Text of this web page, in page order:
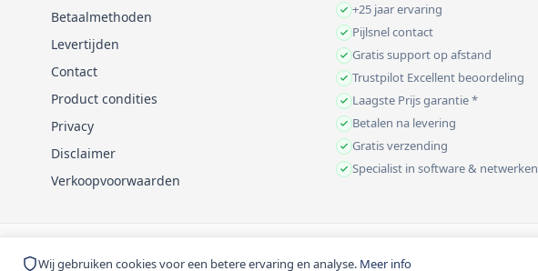
Wij gebruiken cookies voor een betere ervaring en analyse. Meer info
Betaalmethoden
Levertijden
Contact
Product condities
Privacy
Disclaimer
Verkoopvoorwaarden
+25 jaar ervaring
Pijlsnel contact
Gratis support op afstand
Trustpilot Excellent beoordeling
Laagste Prijs garantie *
Betalen na levering
Gratis verzending
Specialist in software & netwerken
© 1999-2026 Beat-it.nl. Vermelde prijzen zijn excl. BTW tenzij anders vermeld.